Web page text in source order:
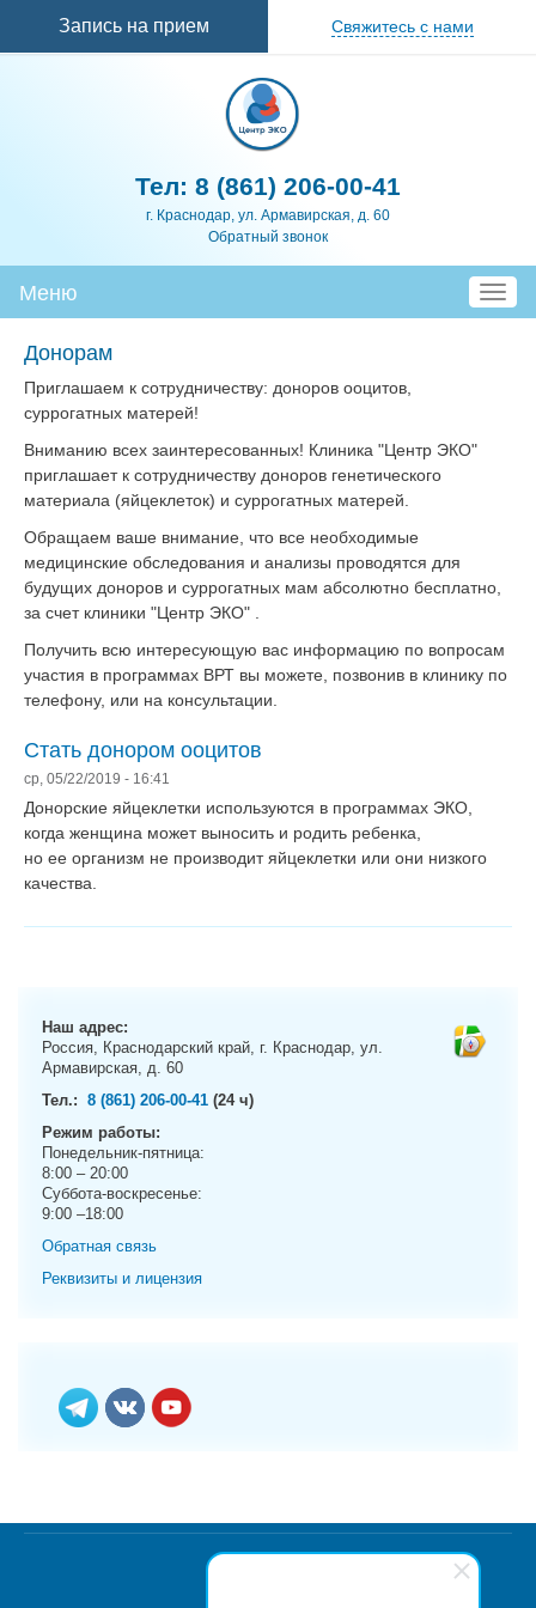
Запись на прием Свяжитесь с нами
Тел: 8 (861) 206-00-41
г. Краснодар, ул. Армавирская, д. 60
Обратный звонок
T
o
t
o
n
Меню
Донорам
Приглашаем к сотрудничеству: доноров ооцитов,
суррогатных матерей!
Вниманию всех заинтересованных! Клиника "Центр ЭКО"
приглашает к сотрудничеству доноров генетического
материала (яйцеклеток) и суррогатных матерей.
Обращаем ваше внимание, что все необходимые
медицинские обследования и анализы проводятся для
будущих доноров и суррогатных мам абсолютно бесплатно,
за счет клиники "Центр ЭКО" .
Получить всю интересующую вас информацию по вопросам
участия в программах ВРТ вы можете, позвонив в клинику по
телефону, или на консультации.
Стать донором ооцитов
ср, 05/22/2019 - 16:41
Донорские яйцеклетки используются в программах ЭКО,
когда женщина может выносить и родить ребенка,
но ее организм не производит яйцеклетки или они низкого
качества.
Наш адрес:
Россия, Краснодарский край, г. Краснодар, ул.
Армавирская, д. 60
Тел.: 8 (861) 206-00-41 (24 ч)
Режим работы:
Понедельник-пятница:
8:00 – 20:00
Суббота-воскресенье:
9:00 –18:00
Обратная связь
Реквизиты и лицензия